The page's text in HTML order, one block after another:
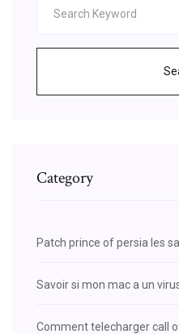
Category
Patch prince of persia les
Savoir si mon mac a un
Comment telecharger call